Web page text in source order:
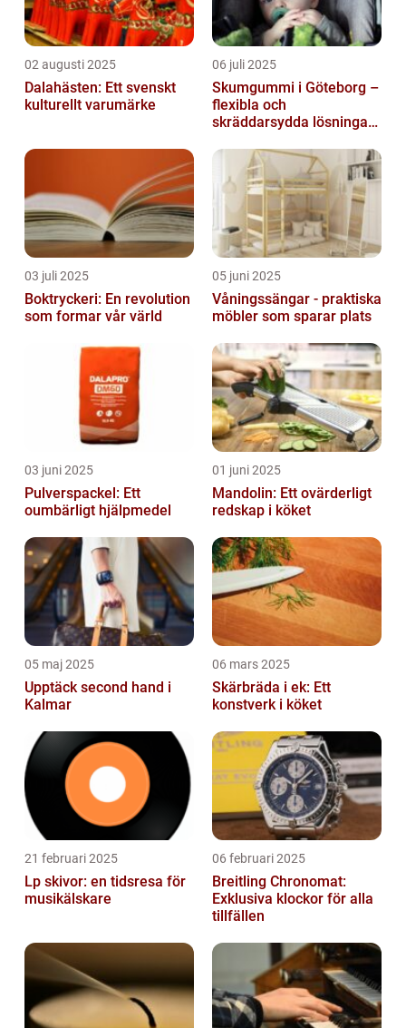
02 augusti 2025
Dalahästen: Ett svenskt
kulturellt varumärke
06 juli 2025
Skumgummi i Göteborg –
flexibla och
skräddarsydda lösningar
03 juli 2025
Boktryckeri: En revolution
som formar vår värld
05 juni 2025
Våningssängar - praktiska
möbler som sparar plats
03 juni 2025
Pulverspackel: Ett
oumbärligt hjälpmedel
01 juni 2025
Mandolin: Ett ovärderligt
redskap i köket
05 maj 2025
Upptäck second hand i
Kalmar
06 mars 2025
Skärbräda i ek: Ett
konstverk i köket
21 februari 2025
Lp skivor: en tidsresa för
musikälskare
06 februari 2025
Breitling Chronomat:
Exklusiva klockor för alla
tillfällen